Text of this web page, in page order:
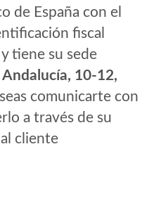
de España con el
fiscal
y tiene su sede
10-12,
comunicarte con
a través de su
cliente